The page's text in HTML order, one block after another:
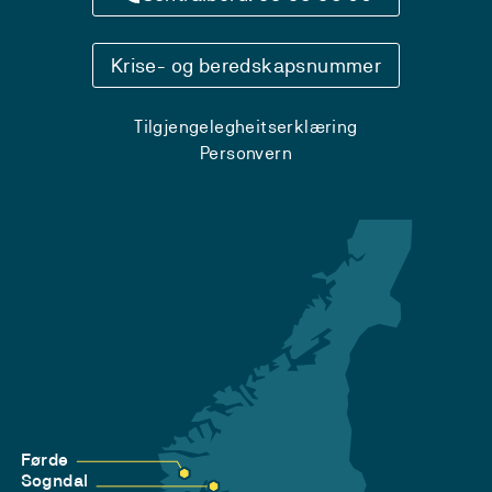
Krise- og beredskapsnummer
Tilgjengelegheitserklæring
Personvern
Førde
Sogndal